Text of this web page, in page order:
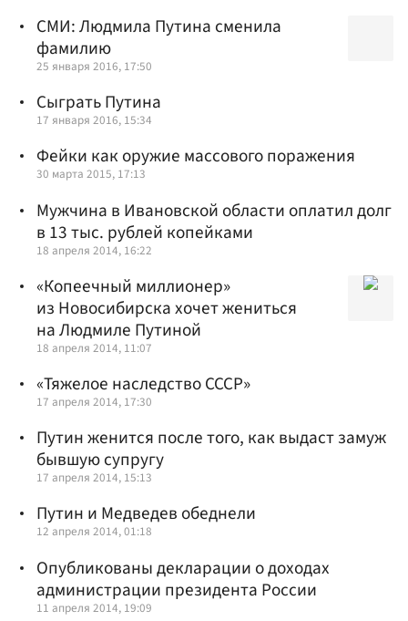
СМИ: Людмила Путина сменила
фамилию
25 января 2016, 17:50
Сыграть Путина
17 января 2016, 15:34
Фейки как оружие массового поражения
30 марта 2015, 17:13
Мужчина в Ивановской области оплатил долг
в 13 тыс. рублей копейками
18 апреля 2014, 16:22
«Копеечный миллионер»
из Новосибирска хочет жениться
на Людмиле Путиной
18 апреля 2014, 11:07
«Тяжелое наследство СССР»
17 апреля 2014, 17:30
Путин женится после того, как выдаст замуж
бывшую супругу
17 апреля 2014, 15:13
Путин и Медведев обеднели
12 апреля 2014, 01:18
Опубликованы декларации о доходах
администрации президента России
11 апреля 2014, 19:09